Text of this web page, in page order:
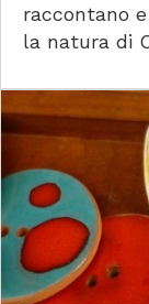
raccontano
la natura di